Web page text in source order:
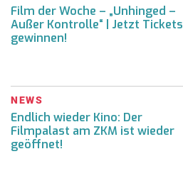
Film der Woche – „Unhinged –
Außer Kontrolle“ | Jetzt Tickets
gewinnen!
NEWS
Endlich wieder Kino: Der
Filmpalast am ZKM ist wieder
geöffnet!